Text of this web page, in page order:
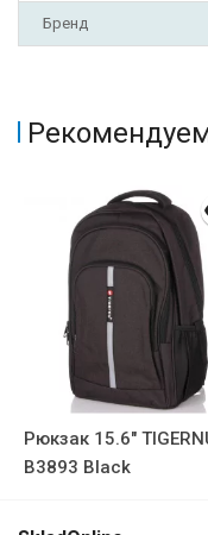
Бренд
Рюкзак 15.6"
В3893 Black